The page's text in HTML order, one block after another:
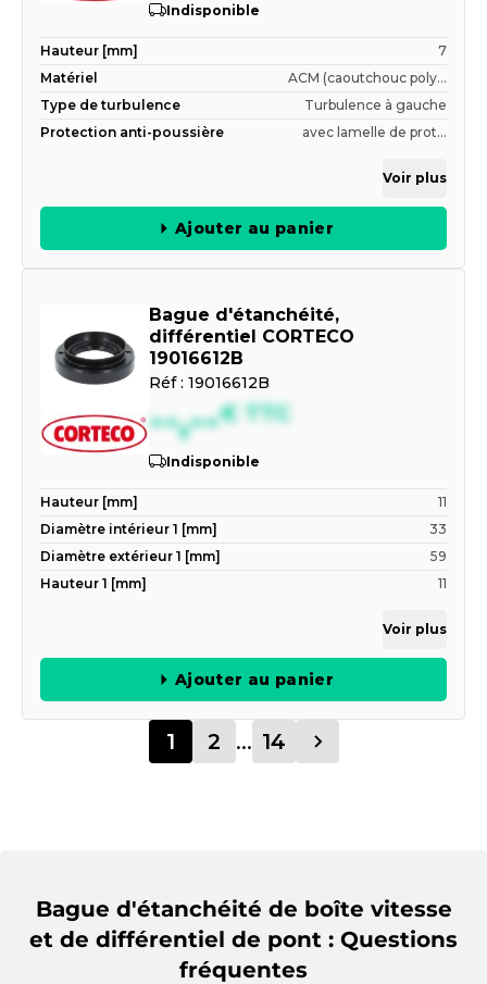
Indisponible
Hauteur [mm]
7
Matériel
ACM (caoutchouc poly...
Type de turbulence
Turbulence à gauche
Protection anti-poussière
avec lamelle de prot...
Voir plus
Ajouter au panier
Bague d'étanchéité,
différentiel CORTECO
19016612B
Réf : 19016612B
--,--€ TTC
Indisponible
Hauteur [mm]
11
Diamètre intérieur 1 [mm]
33
Diamètre extérieur 1 [mm]
59
Hauteur 1 [mm]
11
Voir plus
Ajouter au panier
1 2 ... 14
Bague d'étanchéité de boîte vitesse
et de différentiel de pont : Questions
fréquentes